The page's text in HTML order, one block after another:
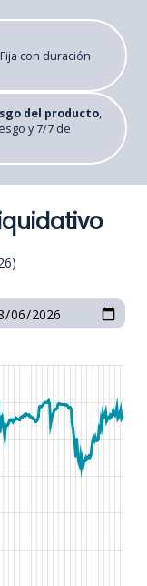
con duración
del producto,
y 7/7 de
)